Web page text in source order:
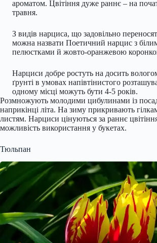
ароматом. Цвітіння дуже раннє – на
травня.
З видів нарциса, що задовільно
можна назвати Поетичний нарцис з
пелюстками й жовто-оранжевою
Нарциси добре ростуть на досить
ґрунті в умовах напівтінистого
одному місці можуть бути 4-5 років.
Розмножують молодими цибулинами із
наприкінці літа. На зиму прикривають
листям. Нарциси цінуються за раннє
можливість використання у букетах.
Тюльпан